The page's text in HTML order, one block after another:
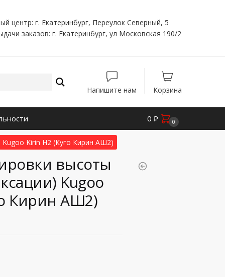
центр: г. Екатеринбург, Переулок Северный, 5
заказов: г. Екатеринбург, ул Московская 190/2
Напишите нам Корзина
0 ₽ 0
Kirin H2 (Куго Кирин АШ2)
высоты
Kugoo
Кирин АШ2)